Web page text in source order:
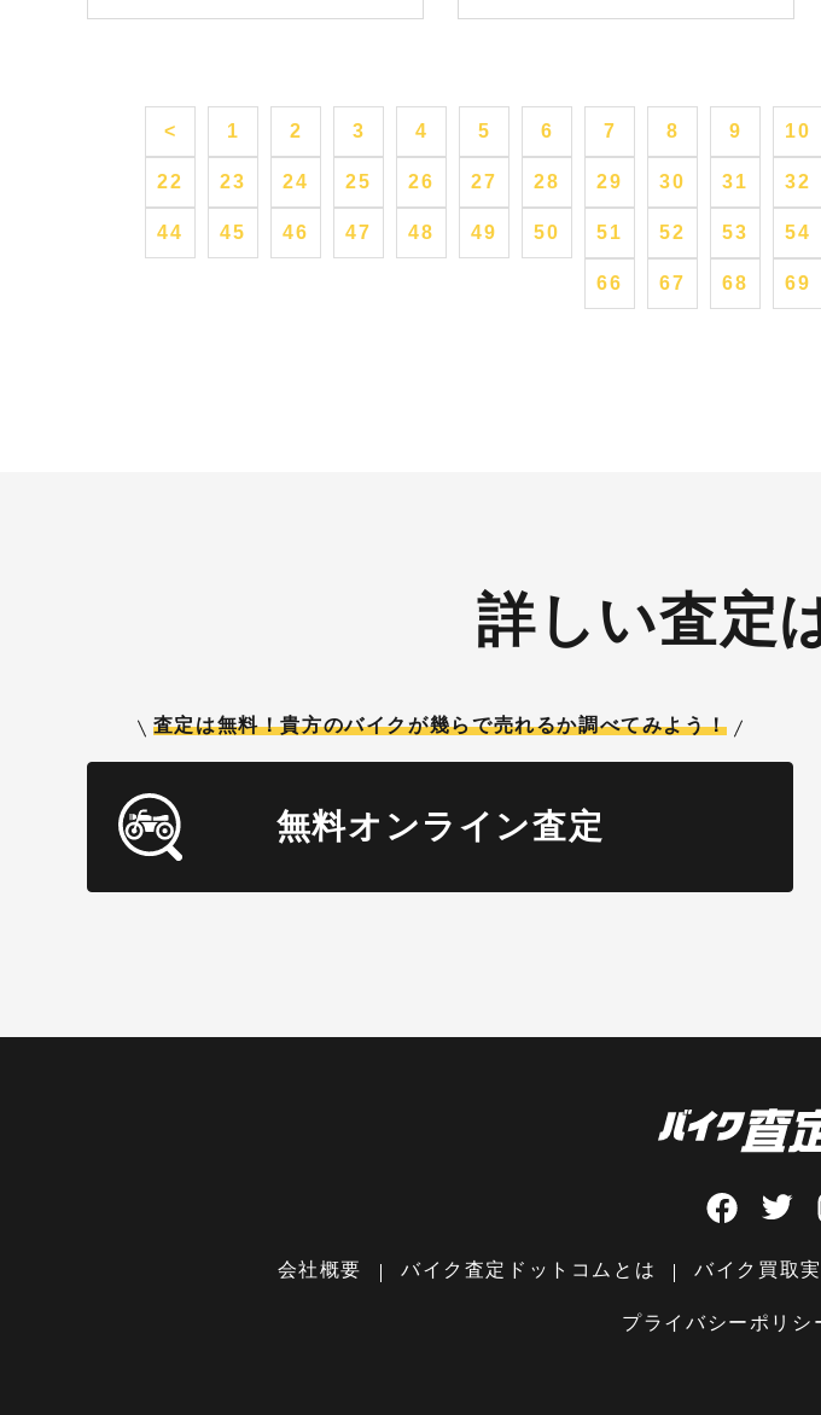
らご依頼のお客様にAmazonギフト
カード１万分を進呈しております！
さらに特典として↓↓↓ 現在バイク査
定ドットコムではキャンペーンとし
分が必ずもらえるスペシャルカード
LINE・HP・FB・Instagramから
ドットコムではキャンペーンとして
次回Amazonギフトカード1万円分
贈呈中です。2台目から半永続的に
となります。無事成約しましたら
Amazonギフト券を贈呈致しま
除く。皆様のご用命お待ちしており
< 1 2 3 4 5 6 7 8 9 10
22 23 24 25 26 27 28 29 30 31 32
44 45 46 47 48 49 50 51 52 53 54
66 67 68 69
詳しい査定
査定は無料！貴方のバイクが幾らで売れるか調べてみよう！
無料オンライン査定
会社概要 バイク査定ドットコムとは バイク買取
プライバシーポリシ